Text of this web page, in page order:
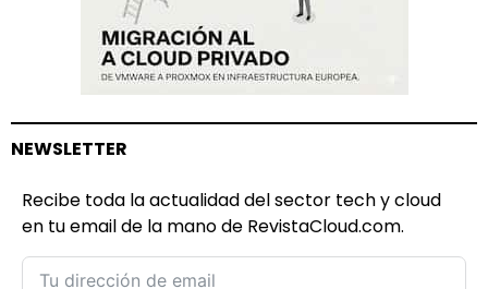
NEWSLETTER
Recibe toda la actualidad del sector tech y cloud
en tu email de la mano de RevistaCloud.com.